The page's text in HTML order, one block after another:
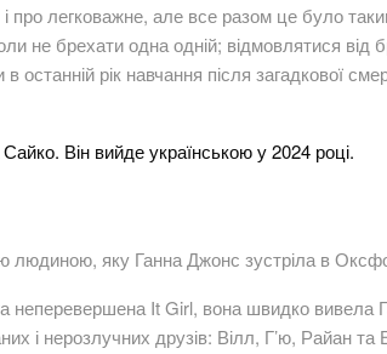
про легковажне, але все разом це було
не брехати одна одній; відмовлятися
останній рік навчання після загадкової
Він вийде українською у 2024 році.
людиною, яку Ганна Джонс зустріла в
неперевершена It Girl, вона швидко вивела
і нерозлучних друзів: Вілл, Г’ю, Райан